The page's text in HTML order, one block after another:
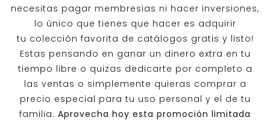
necesitas pagar membresias ni hacer inversiones,
lo único que tienes que hacer es adquirir
tu colección favorita de catálogos gratis y listo!
Estas pensando en ganar un dinero extra en tu
tiempo libre o quizas dedicarte por completo a
las ventas o simplemente quieras comprar a
precio especial para tu uso personal y el de tu
familia. Aprovecha hoy esta promoción limitada